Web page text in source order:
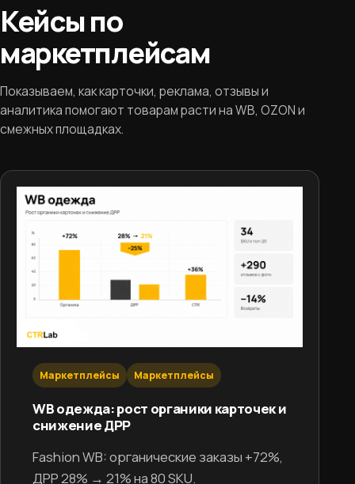
Кейсы по
маркетплейсам
Показываем, как карточки, реклама, отзывы и
аналитика помогают товарам расти на WB, OZON и
смежных площадках.
Маркетплейсы Маркетплейсы
WB одежда: рост органики карточек и
снижение ДРР
Fashion WB: органические заказы +72%,
ДРР 28% → 21% на 80 SKU.